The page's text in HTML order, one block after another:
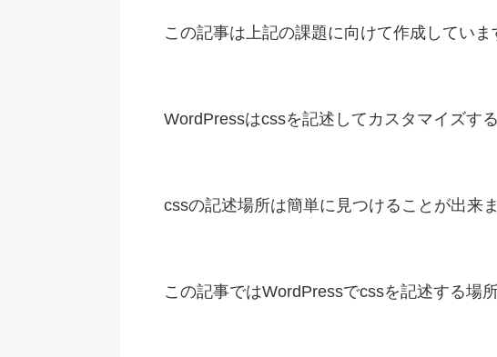
この記事は上記の課題に向けて作成していま
WordPressはcssを記述してカスタマイズす
cssの記述場所は簡単に見つけることが出来ま
この記事ではWordPressでcssを記述する場